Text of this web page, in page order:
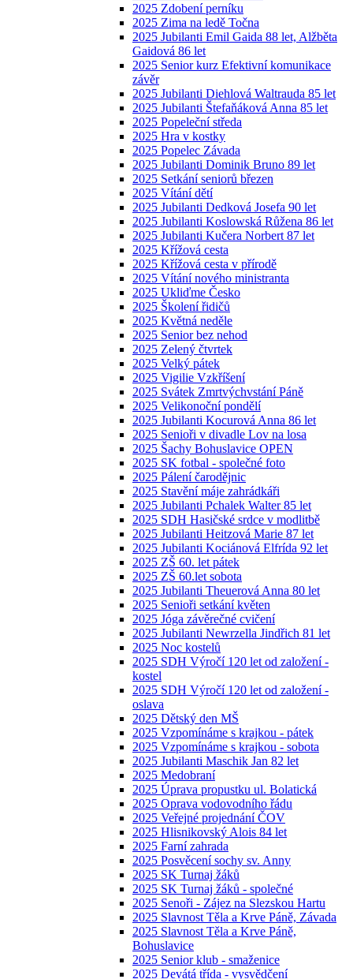
2025 Zdobení perníku
2025 Zima na ledě Točna
2025 Jubilanti Emil Gaida 88 let, Alžběta
Gaidová 86 let
2025 Senior kurz Efektivní komunikace
závěr
2025 Jubilanti Diehlová Waltrauda 85 let
2025 Jubilanti Štefaňáková Anna 85 let
2025 Popeleční středa
2025 Hra v kostky
2025 Popelec Závada
2025 Jubilanti Dominik Bruno 89 let
2025 Setkání seniorů březen
2025 Vítání dětí
2025 Jubilanti Dedková Josefa 90 let
2025 Jubilanti Koslowská Růžena 86 let
2025 Jubilanti Kučera Norbert 87 let
2025 Křížová cesta
2025 Křížová cesta v přírodě
2025 Vítání nového ministranta
2025 Ukliďme Česko
2025 Školení řidičů
2025 Květná neděle
2025 Senior bez nehod
2025 Zelený čtvrtek
2025 Velký pátek
2025 Vigilie Vzkříšení
2025 Svátek Zmrtvýchvstání Páně
2025 Velikonoční pondělí
2025 Jubilanti Kocurová Anna 86 let
2025 Senioři v divadle Lov na losa
2025 Šachy Bohuslavice OPEN
2025 SK fotbal - společné foto
2025 Pálení čarodějnic
2025 Stavění máje zahrádkáři
2025 Jubilanti Pchalek Walter 85 let
2025 SDH Hasičské srdce v modlitbě
2025 Jubilanti Heitzová Marie 87 let
2025 Jubilanti Kociánová Elfrída 92 let
2025 ZŠ 60. let pátek
2025 ZŠ 60.let sobota
2025 Jubilanti Theuerová Anna 80 let
2025 Senioři setkání květen
2025 Jóga závěrečné cvičení
2025 Jubilanti Newrzella Jindřich 81 let
2025 Noc kostelů
2025 SDH Výročí 120 let od založení -
kostel
2025 SDH Výročí 120 let od založení -
oslava
2025 Dětský den MŠ
2025 Vzpomínáme s krajkou - pátek
2025 Vzpomínáme s krajkou - sobota
2025 Jubilanti Maschik Jan 82 let
2025 Medobraní
2025 Úprava propustku ul. Bolatická
2025 Oprava vodovodního řádu
2025 Veřejné projednání ČOV
2025 Hlisnikovský Alois 84 let
2025 Farní zahrada
2025 Posvěcení sochy sv. Anny
2025 SK Turnaj žáků
2025 SK Turnaj žáků - společné
2025 Senoři - Zájez na Slezskou Hartu
2025 Slavnost Těla a Krve Páně, Závada
2025 Slavnost Těla a Krve Páně,
Bohuslavice
2025 Senior klub - smaženice
2025 Devátá třída - vysvědčení